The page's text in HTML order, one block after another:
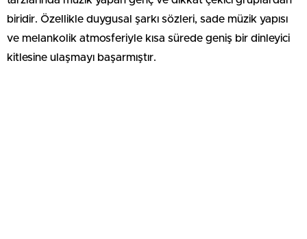
biridir. Özellikle duygusal şarkı sözleri, sade müzik yapısı
ve melankolik atmosferiyle kısa sürede geniş bir dinleyici
kitlesine ulaşmayı başarmıştır.